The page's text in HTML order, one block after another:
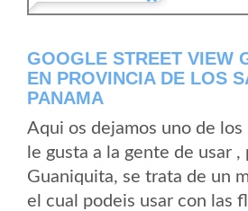
GOOGLE STREET VIEW
EN PROVINCIA DE LOS
PANAMA
Aqui os dejamos uno de los
le gusta a la gente de usar
Guaniquita, se trata de un
el cual podeis usar con las